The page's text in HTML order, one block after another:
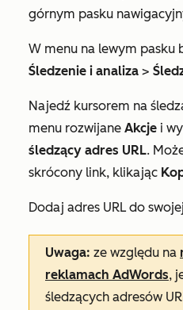
górnym pasku
W menu na lewym pasku
Śledzenie i analiza >
Najedź kursorem na
menu rozwijane Akcje i
śledzący adres URL.
skrócony link, klikając
Dodaj adres URL do
Uwaga: ze względu na
reklamach AdWords,
śledzących adresów